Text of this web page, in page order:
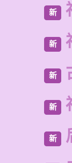
新
新
新
新
新